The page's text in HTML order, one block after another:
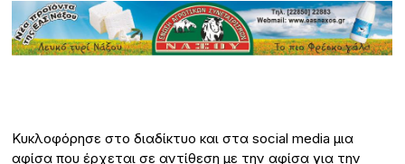
Κυκλοφόρησε στο διαδίκτυο και στα social media μια
αφίσα που έρχεται σε αντίθεση με την αφίσα για την